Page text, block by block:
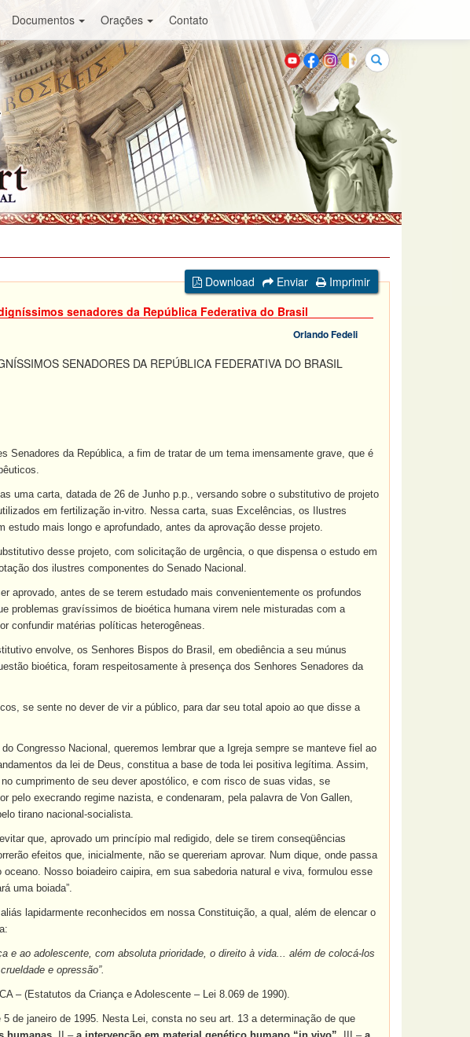
Documentos Orações Contato
Buscar
Download Enviar
Imprimir
senadores da República Federativa do Brasil
Orlando Fedeli
SENADORES DA REPÚBLICA FEDERATIVA DO BRASIL
da República, a fim de tratar de um tema imensamente grave, que é
uma carta, datada de 26 de Junho p.p., versando sobre o substitutivo de projeto
em fertilização in-vitro. Nessa carta, suas Excelências, os Ilustres
mais longo e aprofundado, antes da aprovação desse projeto.
desse projeto, com solicitação de urgência, o que dispensa o estudo em
dos ilustres componentes do Senado Nacional.
aprovado, antes de se terem estudado mais convenientemente os profundos
problemas gravíssimos de bioética humana virem nele misturadas com a
confundir matérias políticas heterogêneas.
envolve, os Senhores Bispos do Brasil, em obediência a seu múnus
bioética, foram respeitosamente à presença dos Senhores Senadores da
se sente no dever de vir a público, para dar seu total apoio ao que disse a
Congresso Nacional, queremos lembrar que a Igreja sempre se manteve fiel ao
da lei de Deus, constitua a base de toda lei positiva legítima. Assim,
cumprimento de seu dever apostólico, e com risco de suas vidas, se
execrando regime nazista, e condenaram, pela palavra de Von Gallen,
tirano nacional-socialista.
que, aprovado um princípio mal redigido, dele se tirem conseqüências
efeitos que, inicialmente, não se quereriam aprovar. Num dique, onde passa
Nosso boiadeiro caipira, em sua sabedoria natural e viva, formulou esse
uma boiada”.
lapidarmente reconhecidos em nossa Constituição, a qual, além de elencar o
e ao adolescente, com absoluta prioridade, o direito à vida... além de colocá-los
e opressão”.
– (Estatutos da Criança e Adolescente – Lei 8.069 de 1990).
de janeiro de 1995. Nesta Lei, consta no seu art. 13 a determinação de que